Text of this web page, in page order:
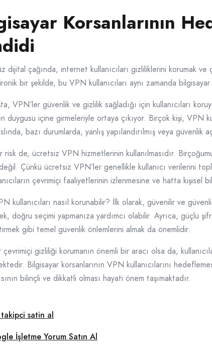
Korsanlarının
dijital çağında, internet kullanıcıları gizliliklerini korumak
bir şekilde, bu VPN kullanıcıları aynı zamanda
VPN’ler güvenlik ve gizlilik sağladığı için kullanıcıları
duygusu içine girmeleriyle ortaya çıkıyor. Birçok kişi, VPN
bazı durumlarda, yanlış yapılandırılmış veya
risk de, ücretsiz VPN hizmetlerinin kullanılmasıdır.
Çünkü ücretsiz VPN’ler genellikle kullanıcı verilerini
çevrimiçi faaliyetlerinin izlenmesine ve hatta kişisel
kullanıcıları nasıl korunabilir? İlk olarak, güvenilir ve
doğru seçimi yapmanıza yardımcı olabilir. Ayrıca, güçlü
gibi temel güvenlik önlemlerini almak da önemlidir.
gizliliği korumanın önemli bir aracı olsa da,
Bilgisayar korsanlarının VPN kullanıcılarını
bilinçli ve dikkatli olması hayati önem taşımaktadır.
satin al
İşletme Yorum Satın Al